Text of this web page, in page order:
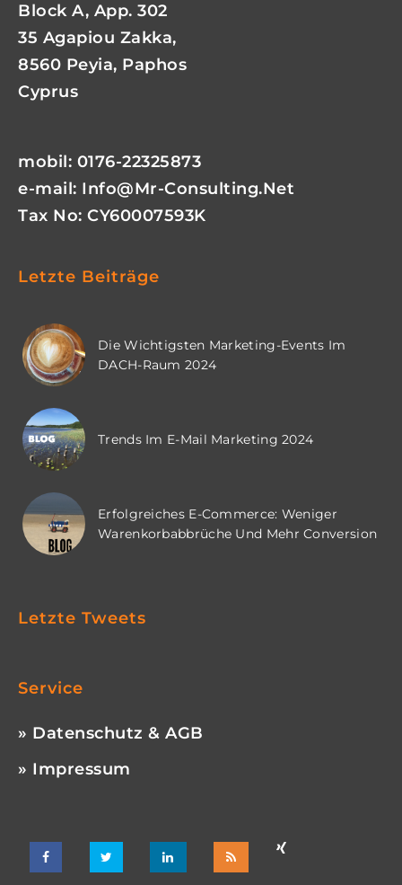
Block A, App. 302
35 Agapiou Zakka,
8560 Peyia, Paphos
Cyprus
mobil: 0176-22325873
e-mail: Info@mr-Consulting.net
Tax No: CY60007593K
Letzte Beiträge
Die Wichtigsten Marketing-Events Im
DACH-Raum 2024
Trends Im E-Mail Marketing 2024
Erfolgreiches E-Commerce: Weniger
Warenkorbabbrüche Und Mehr Conversion
Letzte Tweets
Service
» Datenschutz & AGB
» Impressum